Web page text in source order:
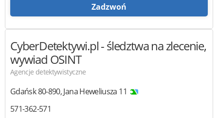
Zadzwoń
CyberDetektywi.pl- śledztwa na zlecenie,
wywiad OSINT
Agencje detektywistyczne
Gdańsk80-890,Jana Heweliusza 11
571-362-571